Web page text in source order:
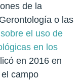
de la
o las
el uso de
en los
en 2016 en
campo